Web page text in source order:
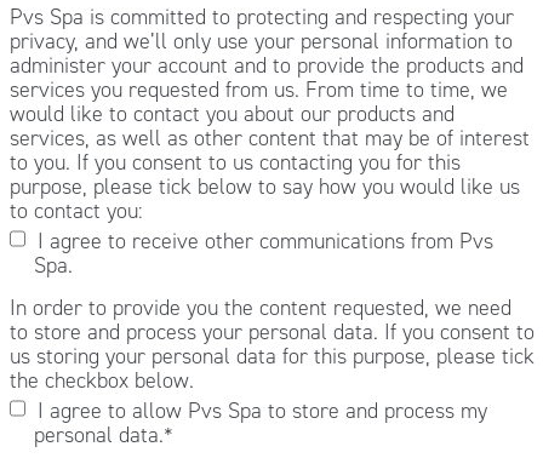
Pvs Spa is committed to protecting and respecting your
privacy, and we’ll only use your personal information to
administer your account and to provide the products and
services you requested from us. From time to time, we
would like to contact you about our products and
services, as well as other content that may be of interest
to you. If you consent to us contacting you for this
purpose, please tick below to say how you would like us
to contact you:
I agree to receive other communications from Pvs
Spa.
In order to provide you the content requested, we need
to store and process your personal data. If you consent to
us storing your personal data for this purpose, please tick
the checkbox below.
I agree to allow Pvs Spa to store and process my
personal data.*